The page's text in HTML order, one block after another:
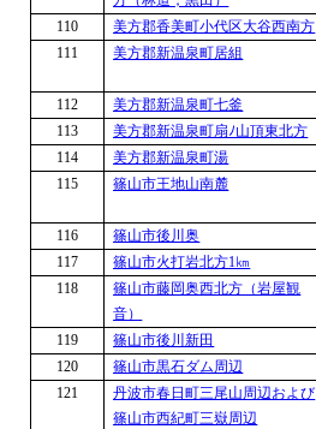
110
美方郡香美町小代区大谷西南方
111
美方郡新温泉町居組
112 美方郡新温泉町七釜
113
美方郡新温泉町扇ﾉ山頂東北方
114
美方郡新温泉町湯
115
篠山市王地山南麓
116
篠山市後川奥
117
篠山市火打岩北方1㎞
118
篠山市藤岡奥西北方（岩屋観
音）
119 篠山市後川新田
120
篠山市黒石ダム周辺
121
丹波市春日町三尾山周辺および
篠山市西紀町三嶽周辺